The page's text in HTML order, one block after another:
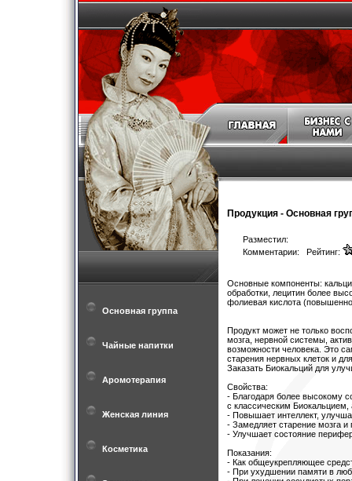
Основная группа
Чайные напитки
Аромотерапия
Женская линия
Косметика
Продукция - Основная
Разместил:
Комментарии: Рейтинг:
Основные компоненты:
обработки, лецитин более
фолиевая кислота
Продукт может не только
мозга, нервной системы,
возможности человека. Это
старения нервных клеток и
Заказать Биокальций для
Свойства:
- Благодаря более высокому
с классическим Биокальцием,
- Повышает интеллект,
- Замедляет старение мозга
- Улучшает состояние
Показания:
- Как общеукрепляющее
- При ухудшении памяти в